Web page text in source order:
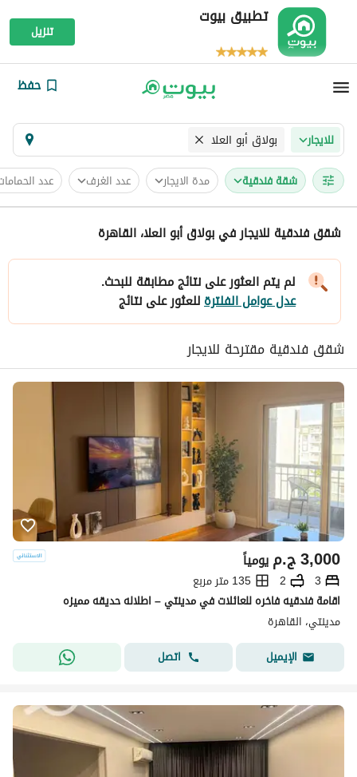
تطبيق بيوت
تنزيل
حفظ
للايجار بولاق أبو العلا
شقة فندقية مدة الايجار عدد الغرف عدد
شقق فندقية للايجار في بولاق أبو العلا، القاهرة
لم يتم العثور على نتائج مطابقة للبحث.
عدل عوامل الفلترةللعثور على نتائج
شقق فندقية مقترحة للايجار
ج.م3,000 يومياً
3
2
135 متر مربع
اقامة فندقيه فاخره للعائلات في مدينتي – اطلاله حديقه مميزه
مدينتي، القاهرة
الإيميل
اتصل